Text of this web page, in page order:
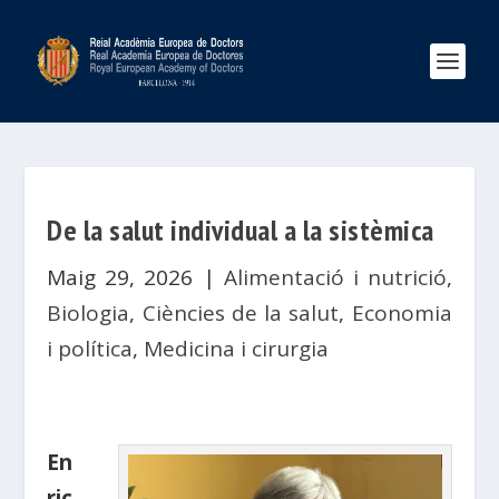
De la salut individual a la sistèmica
Maig 29, 2026 | Alimentació i nutrició,
Biologia, Ciències de la salut, Economia
i política, Medicina i cirurgia
En